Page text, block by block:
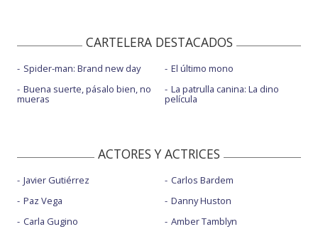
CARTELERA DESTACADOS
Spider-man: Brand new day
Buena suerte, pásalo bien, no
mueras
El último mono
La patrulla canina: La dino
película
ACTORES Y ACTRICES
Javier Gutiérrez
Paz Vega
Carla Gugino
Carlos Bardem
Danny Huston
Amber Tamblyn